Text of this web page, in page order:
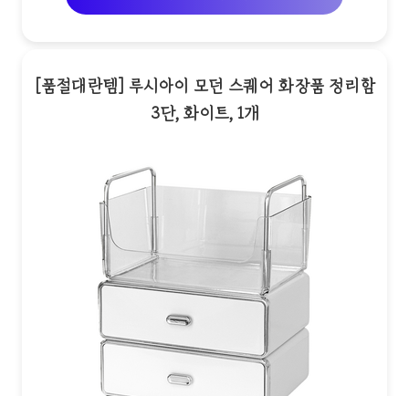
[품절대란템] 루시아이 모던 스퀘어 화장품 정리함
3단, 화이트, 1개